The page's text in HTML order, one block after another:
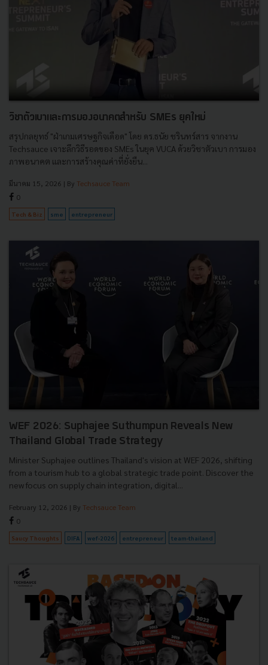
วิชาตัวเบาและการมองอนาคตสำหรับ SMEs ยุคใหม่
สรุปกลยุทธ์ "ฝ่าเกมเศรษฐกิจเดือด" โดย ดร.ธนัย ชรินทร์สาร จากงาน
Techsauce เจาะลึกวิธีรอดของ SMEs ในยุค VUCA ด้วยวิชาตัวเบา การมอง
ภาพอนาคต และการสร้างคุณค่าที่ยั่งยืน...
มีนาคม 15, 2026 | By Techsauce Team
0
Tech & Biz sme entrepreneur
WEF 2026: Suphajee Suthumpun Reveals New
Thailand Global Trade Strategy
Minister Suphajee outlines Thailand's vision at WEF 2026, shifting
from a tourism hub to a global strategic trade point. Discover the
new focus on supply chain integration, digital...
February 12, 2026 | By Techsauce Team
0
Saucy Thoughts DIFA wef-2026 entrepreneur team-thailand